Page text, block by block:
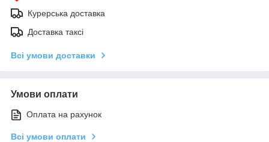
Курерська доставка
Доставка таксі
Всі умови доставки
Умови оплати
Оплата на рахунок
Всі умови оплати